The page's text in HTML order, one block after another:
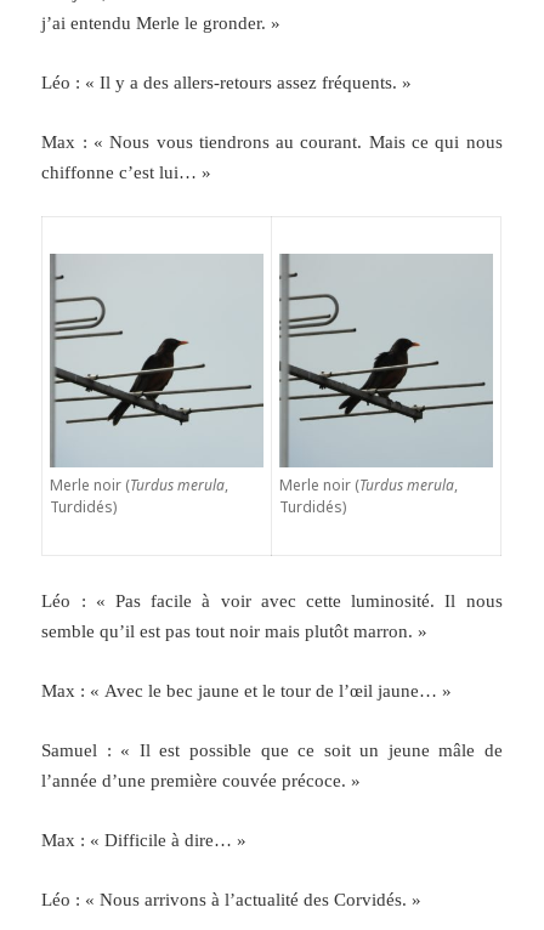
j’ai entendu Merle le gronder. »
Léo : « Il y a des allers-retours assez fréquents. »
Max : « Nous vous tiendrons au courant. Mais ce qui nous
chiffonne c’est lui… »
Merle noir (Turdus merula,
Turdidés)
Merle noir (Turdus merula,
Turdidés)
Léo : « Pas facile à voir avec cette luminosité. Il nous
semble qu’il est pas tout noir mais plutôt marron. »
Max : « Avec le bec jaune et le tour de l’œil jaune… »
Samuel : « Il est possible que ce soit un jeune mâle de
l’année d’une première couvée précoce. »
Max : « Difficile à dire… »
Léo : « Nous arrivons à l’actualité des Corvidés. »